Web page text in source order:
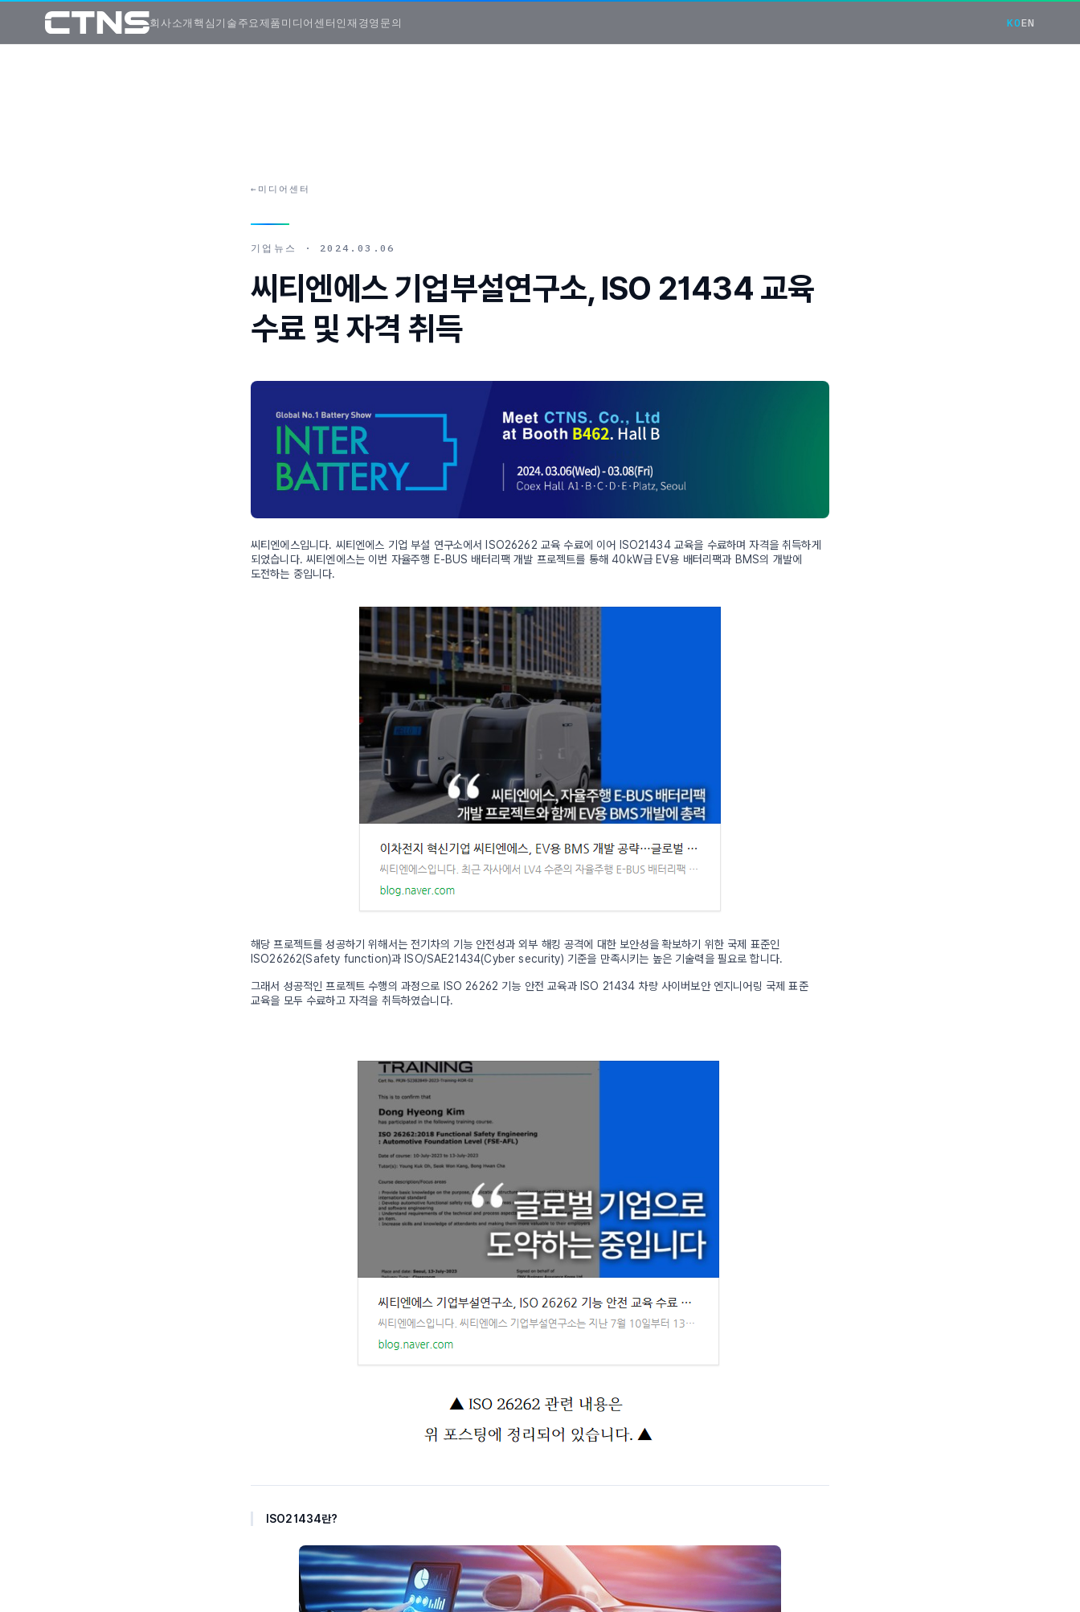
회사소개 핵심기술주요제품미디어센터인재경영 문의 KOEN
← 미디어센터
기업뉴스 · 2024.03.06
씨티엔에스 기업부설연구소, ISO 21434 교육
수료 및 자격 취득
씨티엔에스입니다. 씨티엔에스 기업 부설 연구소에서 ISO26262 교육 수료에 이어 ISO21434 교육을 수료하며 자격을 취득하게
되었습니다. 씨티엔에스는 이번 자율주행 E-BUS 배터리팩 개발 프로젝트를 통해 40kW급 EV용 배터리팩과 BMS의 개발에
도전하는 중입니다.
해당 프로젝트를 성공하기 위해서는 전기차의 기능 안전성과 외부 해킹 공격에 대한 보안성을 확보하기 위한 국제 표준인
ISO26262(Safety function)과 ISO/SAE21434(Cyber security) 기준을 만족시키는 높은 기술력을 필요로 합니다.
그래서 성공적인 프로젝트 수행의 과정으로 ISO 26262 기능 안전 교육과 ISO 21434 차량 사이버보안 엔지니어링 국제 표준
교육을 모두 수료하고 자격을 취득하였습니다.
ISO21434란?